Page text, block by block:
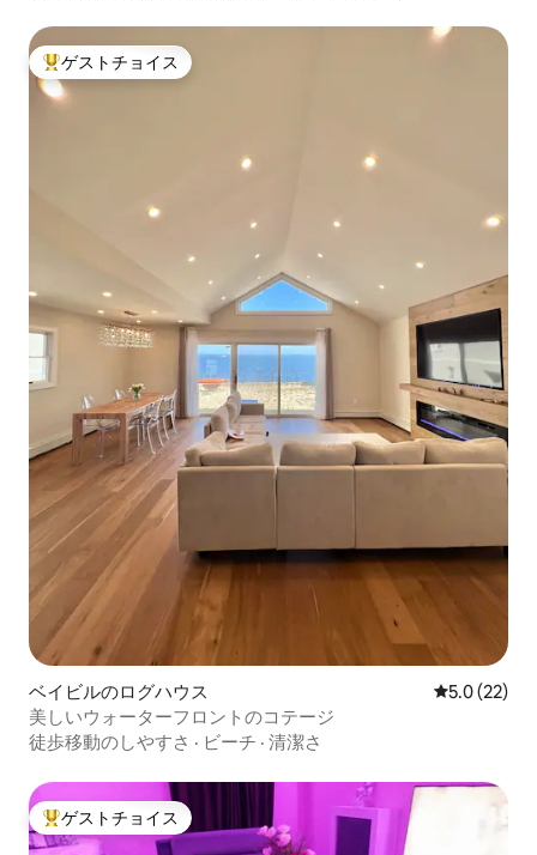
大好評のゲストチョイスです。
ゲストチョイス
ベイビルのログハウス レビュー22
5.0 (22)
美しいウォーターフロントのコテージ
徒歩移動のしやすさ · ビーチ · 清潔さ
大好評のゲストチョイスです。
ゲストチョイス